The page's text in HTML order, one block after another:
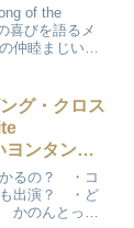
of the
喜びを語るメ
仲睦まじいエ
グ・クロス
ヨンタンも
かるの？ ・コ
出演？ ・ど
かのんとって